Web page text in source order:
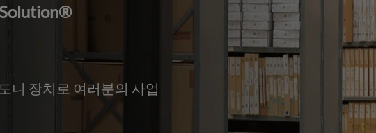
니 장치로 여러분의 사업